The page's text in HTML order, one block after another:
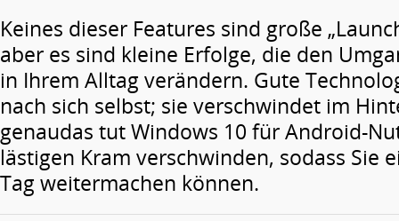
Keines dieser Features sind große
aber es sind kleine Erfolge, die den
in Ihrem Alltag verändern. Gute
nach sich selbst; sie verschwindet im
genaudas tut Windows 10 für Android-
lästigen Kram verschwinden, sodass Sie
Tag weitermachen können.